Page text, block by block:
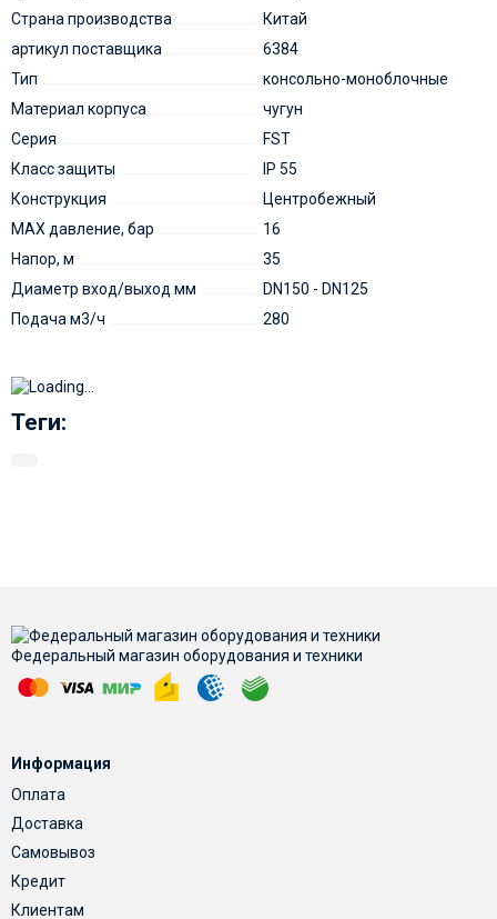
Страна производства
Китай
артикул поставщика
6384
Тип
консольно-моноблочные
Материал корпуса
чугун
Серия
FST
Класс защиты
IP 55
Конструкция
Центробежный
MAX давление, бар
16
Напор, м
35
Диаметр вход/выход мм
DN150 - DN125
Подача м3/ч
280
Теги:
Федеральный магазин оборудования и техники
Информация
Оплата
Доставка
Самовывоз
Кредит
Клиентам